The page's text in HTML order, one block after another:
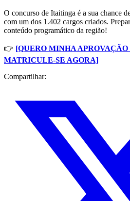
O concurso de Itaitinga é a sua chance
com um dos 1.402 cargos criados.
conteúdo programático da região!
👉 [QUERO MINHA
MATRICULE-SE AGORA]
Compartilhar: